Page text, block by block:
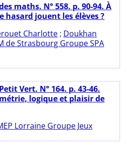
maths. N° 558. p. 90-94. À
hasard jouent les élèves ?
Charlotte ; Doukhan
de Strasbourg Groupe SPA
Vert. N° 164. p. 43-46.
logique et plaisir de
Lorraine Groupe Jeux